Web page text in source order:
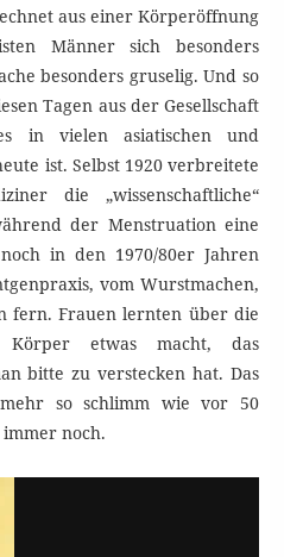
aus einer Körperöffnung
Männer sich besonders
besonders gruselig. Und so
Tagen aus der Gesellschaft
in vielen asiatischen und
ist. Selbst 1920 verbreitete
die „wissenschaftliche“
der Menstruation eine
in den 1970/80er Jahren
vom Wurstmachen,
fern. Frauen lernten über die
etwas macht, das
bitte zu verstecken hat. Das
so schlimm wie vor 50
noch.